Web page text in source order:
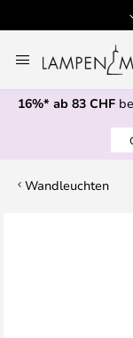
Inhalt
springen
16%* ab 83 CHF
Wandleuchten